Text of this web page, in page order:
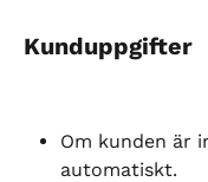
Kunduppgifter
Om kunden är
automatiskt.